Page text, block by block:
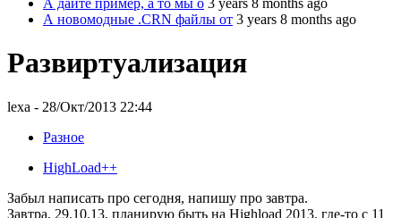
А дайте пример, а то мы о 3 years 8 months ago
А новомодные .CRN файлы от 3 years 8 months ago
Развиртуализация
lexa - 28/Окт/2013 22:44
Разное
HighLoad++
Забыл написать про сегодня, напишу про завтра.
Завтра, 29.10.13, планирую быть на Highload 2013, где-то с 11